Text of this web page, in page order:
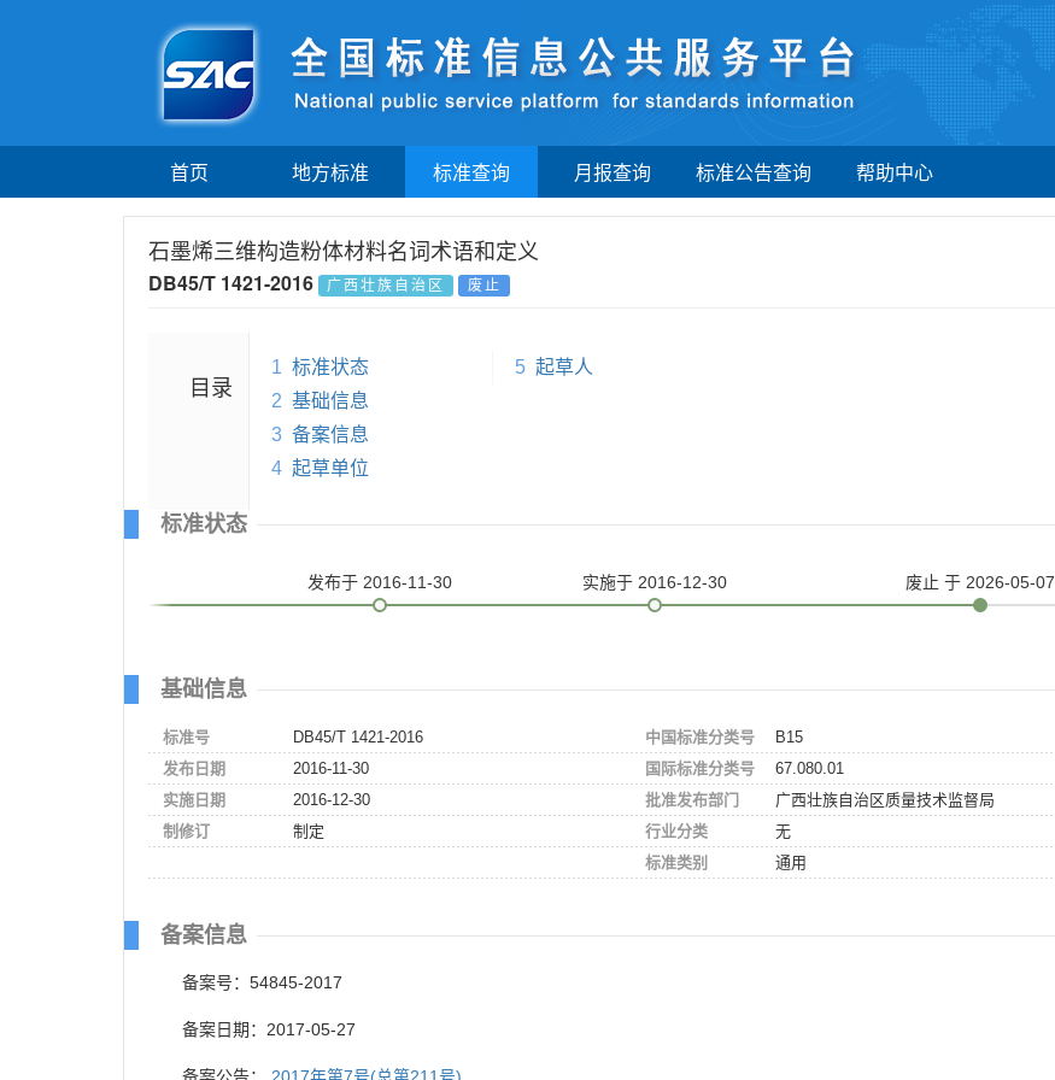
首页 地方标准 标准查询 月报查询 标准公告查询 帮助中心
石墨烯三维构造粉体材料名词术语和定义
DB45/T 1421-2016 广西壮族自治区 废止
目录
1 标准状态
2 基础信息
3 备案信息
4 起草单位
5 起草人
标准状态
发布于 2016-11-30 实施于 2016-12-30 废止 于 2026-05-07
基础信息
标准号
DB45/T 1421-2016
发布日期
2016-11-30
实施日期
2016-12-30
制修订
制定
中国标准分类号
B15
国际标准分类号
67.080.01
批准发布部门
广西壮族自治区质量技术监督局
行业分类
无
标准类别
通用
备案信息
备案号：54845-2017
备案日期：2017-05-27